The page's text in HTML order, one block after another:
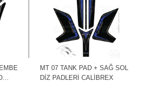
MT 07 TANK PAD + SAĞ SOL
DİZ PADLERİ CALİBREX